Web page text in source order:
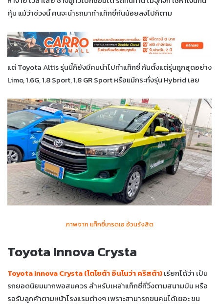
คุ้ม แม้ว่าช่วงนี้ คนจะนำรถมาทำแท็กซี่กันน้อยลงไปก็ตาม
แต่ Toyota Altis รุ่นนี้ก็ยังมีคนนำไปทำแท็กซี่ กันตั้งแต่รุ่นถูกสุดอย่าง
Limo, 1.6G, 1.8 Sport, 1.8 GR Sport หรือแม้กระทั่งรุ่น Hybrid เลย
ภาพจาก แท็กซี่เกรดเอ อ้วนรังสิต
Toyota Innova Crysta
Toyota Innova Crysta (โตโยต้า อินโนว่า คริสต้า)เรียกได้ว่า เป็น
รถยอดนิยมมากพอสมควร สำหรับเหล่าแท็กซี่ที่วิ่งตามสนามบิน หรือ
รอรับลูกค้าตามหน้าโรงแรมต่างๆ เพราะสามารถขนคนได้เยอะ ขน